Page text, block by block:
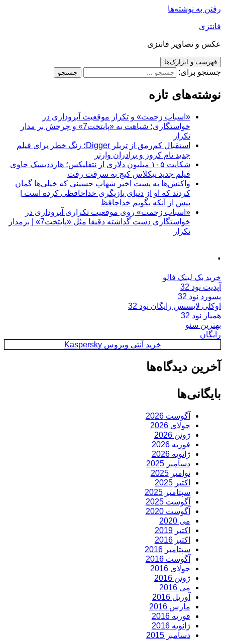
رفتن به نوشته‌ها
فانتزی
عکس و تصاویر فانتزی
فهرست و ابزارک‌ها
جستجو برای:
نوشته‌های تازه
«اسباب زحمت» و تکرار موقعیت آبروداری در
خواستگاری؛ شباهت به «پایتخت7» و چرخش بر مدار
تکرار
استقبال کم‌رمق از تریلر Digger؛ زنگ خطر برای فیلم
جدید تام کروز و برادران وارنر
شکایت ۱۰۵ میلیون دلاری از نتفلیکس؛ هارددیسک حاوی
فیلم جدید نیکلاس کیج به سرقت رفت
واکنش‌ها به پست اخیر شهاب حسینی که خیلی‌ها گمان
کردند که او از دنیای بازیگری خداحافظی کرده است |
پیش از آنکه بگویم خداحافظ
«اسباب زحمت» روی موقعیت تکراری آبروداری در
خواستگاری دست گذاشته دقیقا مثل «پایتخت7» | برمدار
تکرار
.
خرید بک لینک فالو
آپدیت نود 32
پسورد نود 32
اوکلی لایسنس رایگان نود 32
همیار نود 32
بهترین سئو
رایگان
خرید آنتی ویروس Kaspersky
آخرین دیدگاه‌ها
بایگانی‌ها
آگوست 2026
جولای 2026
ژوئن 2026
فوریه 2026
ژانویه 2026
دسامبر 2025
نوامبر 2025
اکتبر 2025
سپتامبر 2025
آگوست 2025
آگوست 2020
می 2020
اکتبر 2019
اکتبر 2016
سپتامبر 2016
آگوست 2016
جولای 2016
ژوئن 2016
می 2016
آوریل 2016
مارس 2016
فوریه 2016
ژانویه 2016
دسامبر 2015